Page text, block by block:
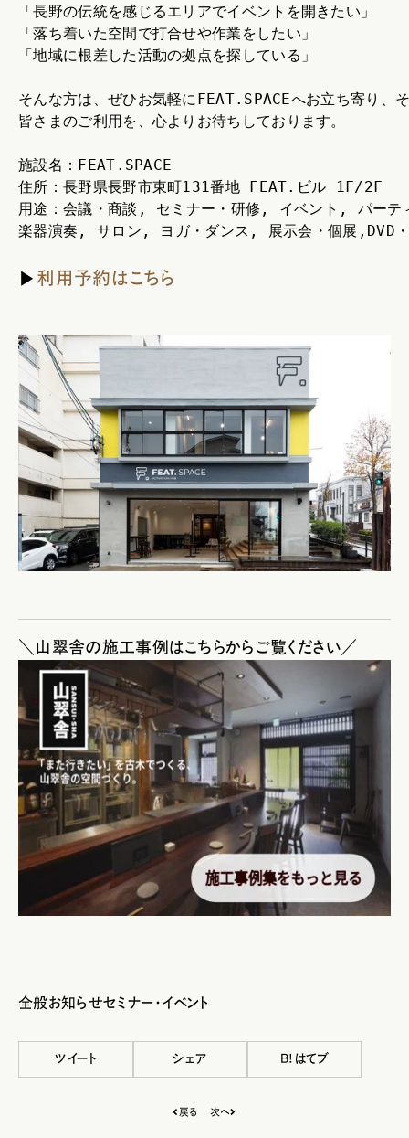
「長野の伝統を感じるエリアでイベントを開きたい」
「落ち着いた空間で打合せや作業をしたい」
「地域に根差した活動の拠点を探している」
そんな方は、ぜひお気軽にFEAT.SPACEへお立ち寄り、
皆さまのご利用を、心よりお待ちしております。
施設名：FEAT.SPACE
住所：長野県長野市東町131番地 FEAT.ビル 1F/2F
用途：会議・商談, セミナー・研修, イベント, パー
楽器演奏, サロン, ヨガ・ダンス, 展示会・個展,DVD
▶ 利用予約はこちら
＼ 山翠舎の施工事例はこちらからご覧ください／
全般お知らせセミナー・イベント
ツイート シェア B!はてブ
戻る 次へ